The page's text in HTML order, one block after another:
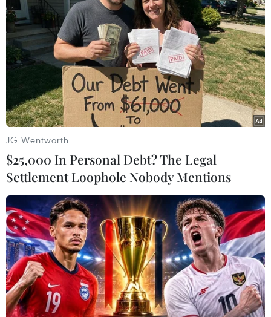
TIN LIÊN QUAN
23 tỉnh, thành phố của Campuchia có ca
nhiễm biến thể Delta
JG Wentworth
$25,000 In Personal Debt? The Legal
Settlement Loophole Nobody Mentions